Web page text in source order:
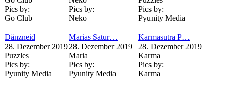
Pics by:
Go Club
Pics by:
Neko
Pics by:
Pyunity Media
Dänzneid
28. Dezember 2019
Puzzles
Pics by:
Pyunity Media
Marias Satur…
28. Dezember 2019
Maria
Pics by:
Pyunity Media
Karmasutra P…
28. Dezember 2019
Karma
Pics by:
Karma